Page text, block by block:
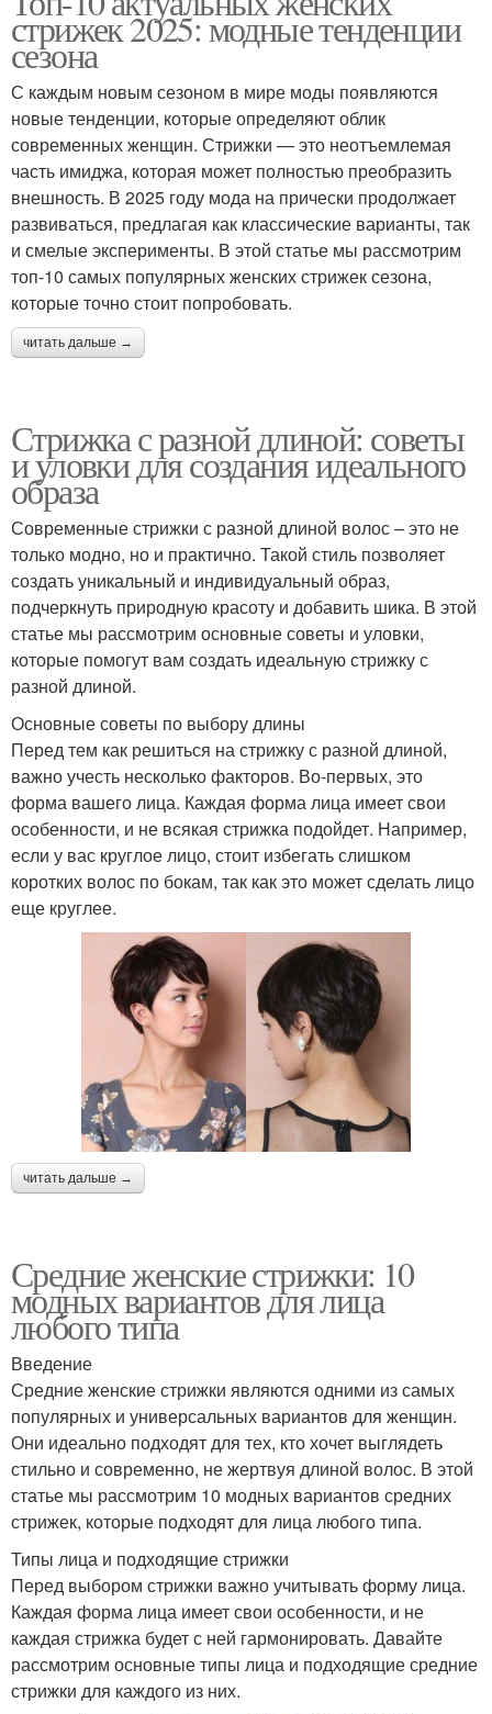
стрижек 2025: модные тенденции
сезона
С каждым новым сезоном в мире моды появляются
новые тенденции, которые определяют облик
современных женщин. Стрижки — это неотъемлемая
часть имиджа, которая может полностью преобразить
внешность. В 2025 году мода на прически продолжает
развиваться, предлагая как классические варианты, так
и смелые эксперименты. В этой статье мы рассмотрим
топ-10 самых популярных женских стрижек сезона,
которые точно стоит попробовать.
читать дальше →
Стрижка с разной длиной: советы
и уловки для создания идеального
образа
Современные стрижки с разной длиной волос – это не
только модно, но и практично. Такой стиль позволяет
создать уникальный и индивидуальный образ,
подчеркнуть природную красоту и добавить шика. В этой
статье мы рассмотрим основные советы и уловки,
которые помогут вам создать идеальную стрижку с
разной длиной.
Основные советы по выбору длины
Перед тем как решиться на стрижку с разной длиной,
важно учесть несколько факторов. Во-первых, это
форма вашего лица. Каждая форма лица имеет свои
особенности, и не всякая стрижка подойдет. Например,
если у вас круглое лицо, стоит избегать слишком
коротких волос по бокам, так как это может сделать лицо
еще круглее.
читать дальше →
Средние женские стрижки: 10
модных вариантов для лица
любого типа
Введение
Средние женские стрижки являются одними из самых
популярных и универсальных вариантов для женщин.
Они идеально подходят для тех, кто хочет выглядеть
стильно и современно, не жертвуя длиной волос. В этой
статье мы рассмотрим 10 модных вариантов средних
стрижек, которые подходят для лица любого типа.
Типы лица и подходящие стрижки
Перед выбором стрижки важно учитывать форму лица.
Каждая форма лица имеет свои особенности, и не
каждая стрижка будет с ней гармонировать. Давайте
рассмотрим основные типы лица и подходящие средние
стрижки для каждого из них.